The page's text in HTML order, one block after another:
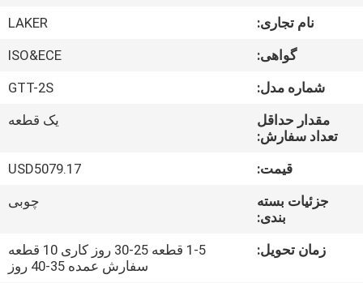
کارخانه
کنترل
کیفیت
تماس
نام تجاری:
LAKER
گواهی:
ISO&ECE
شماره مدل:
GTT-2S
مقدار حداقل
تعداد سفارش:
یک قطعه
قیمت:
USD5079.17
جزئیات بسته
بندی:
چوبی
زمان تحویل:
1-5 قطعه 25-30 روز کاری 10 قطعه
سفارش عمده 35-40 روز